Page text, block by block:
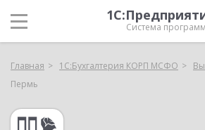
Система программ
Главная 1С:Бухгалтерия КОРП МСФО
Пермь